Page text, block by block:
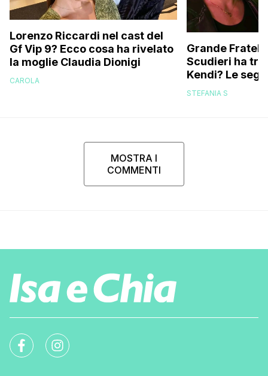
Lorenzo Riccardi nel cast del
Gf Vip 9? Ecco cosa ha rivelato
la moglie Claudia Dionigi
CAROLA
Grande
Scudieri ha
Kendi? Le
replica dell’ex
STEFANIA S
MOSTRA I
COMMENTI